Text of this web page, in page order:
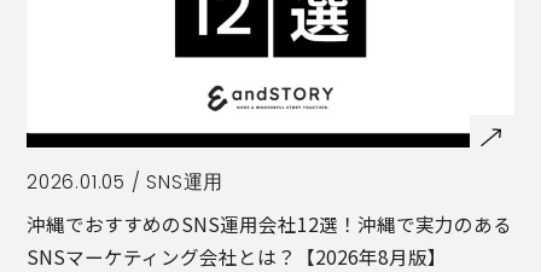
SECURITY
記
2026.01.05 / SNS運用
沖縄でおすすめのSNS運用会社12選！沖縄で実力のある
SNSマーケティング会社とは？【2026年8月版】